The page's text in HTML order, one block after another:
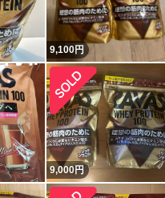
9,100円
9,000円